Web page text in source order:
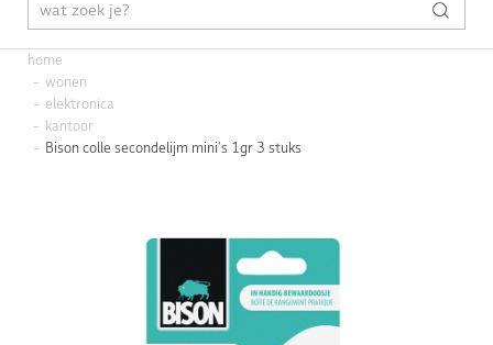
home
wonen
elektronica
kantoor
Bison colle secondelijm mini's 1gr 3 stuks